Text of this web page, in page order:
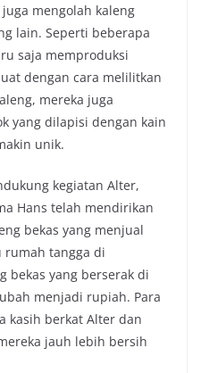
mengolah kaleng
lain. Seperti beberapa
saja memproduksi
dengan cara melilitkan
mereka juga
yang dilapisi dengan kain
unik.
kegiatan Alter,
Hans telah mendirikan
bekas yang menjual
rumah tangga di
bekas yang berserak di
menjadi rupiah. Para
kasih berkat Alter dan
jauh lebih bersih